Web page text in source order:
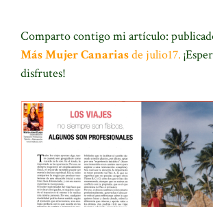
Comparto contigo mi artículo:
Más Mujer Canariasde julio17.
disfrutes!